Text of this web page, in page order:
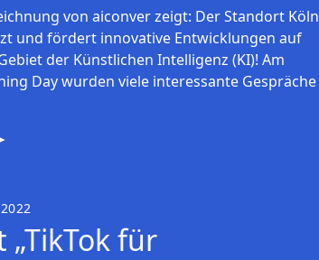
von aiconver zeigt: Der Standort Köln
und fördert innovative Entwicklungen auf
der Künstlichen Intelligenz (KI)! Am
Day wurden viele interessante Gespräche
„TikTok für